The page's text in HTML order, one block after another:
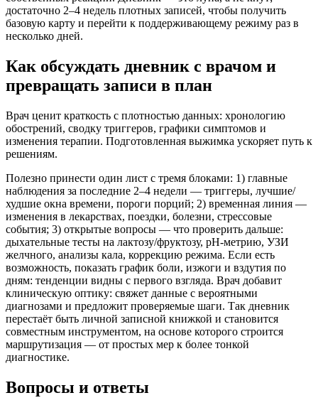
достаточно 2–4 недель плотных записей, чтобы получить
базовую карту и перейти к поддерживающему режиму раз в
несколько дней.
Как обсуждать дневник с врачом и
превращать записи в план
Врач ценит краткость с плотностью данных: хронологию
обострений, сводку триггеров, графики симптомов и
изменения терапии. Подготовленная выжимка ускоряет путь к
решениям.
Полезно принести один лист с тремя блоками: 1) главные
наблюдения за последние 2–4 недели — триггеры, лучшие/
худшие окна времени, пороги порций; 2) временная линия —
изменения в лекарствах, поездки, болезни, стрессовые
события; 3) открытые вопросы — что проверить дальше:
дыхательные тесты на лактозу/фруктозу, pH-метрию, УЗИ
желчного, анализы кала, коррекцию режима. Если есть
возможность, показать график боли, изжоги и вздутия по
дням: тенденции видны с первого взгляда. Врач добавит
клиническую оптику: свяжет данные с вероятными
диагнозами и предложит проверяемые шаги. Так дневник
перестаёт быть личной записной книжкой и становится
совместным инструментом, на основе которого строится
маршрутизация — от простых мер к более тонкой
диагностике.
Вопросы и ответы